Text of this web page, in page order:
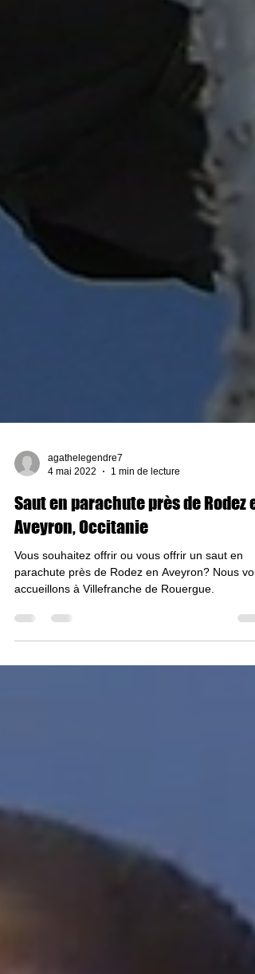
agathelegendre7
4 mai 2022
1 min de lecture
Saut en parachute près de Rodez
Aveyron, Occitanie
parachute près de Rodez en Aveyron? Nous
accueillons à Villefranche de Rouergue.